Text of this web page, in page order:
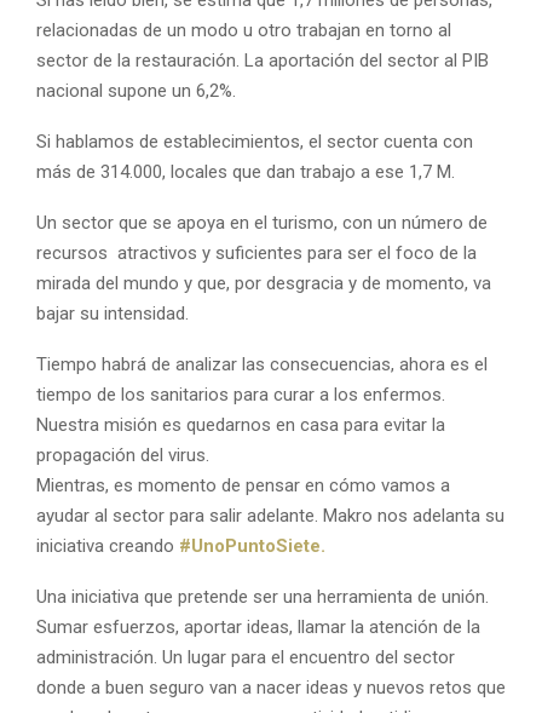
N
relacionadas de un modo u otro trabajan en torno al
sector de la restauración. La aportación del sector al PIB
nacional supone un 6,2%.
Si hablamos de establecimientos, el sector cuenta con
más de 314.000, locales que dan trabajo a ese 1,7 M.
Un sector que se apoya en el turismo, con un número de
recursos atractivos y suficientes para ser el foco de la
mirada del mundo y que, por desgracia y de momento, va
bajar su intensidad.
Tiempo habrá de analizar las consecuencias, ahora es el
tiempo de los sanitarios para curar a los enfermos.
Nuestra misión es quedarnos en casa para evitar la
propagación del virus.
Mientras, es momento de pensar en cómo vamos a
ayudar al sector para salir adelante. Makro nos adelanta su
iniciativa creando #UnoPuntoSiete.
Una iniciativa que pretende ser una herramienta de unión.
Sumar esfuerzos, aportar ideas, llamar la atención de la
administración. Un lugar para el encuentro del sector
donde a buen seguro van a nacer ideas y nuevos retos que